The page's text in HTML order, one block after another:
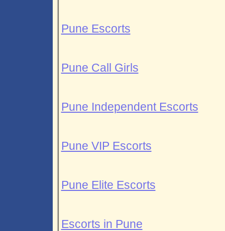
Pune Escorts
Pune Call Girls
Pune Independent Escorts
Pune VIP Escorts
Pune Elite Escorts
Escorts in Pune